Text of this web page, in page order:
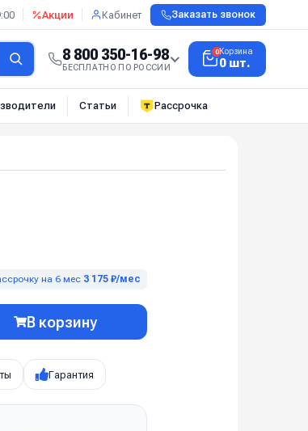
Акции Кабинет Заказать звонок
8 800 350-16-98
БЕСПЛАТНО ПО РОССИИ
0Корзина
0 шт.
Статьи Рассрочка
на 6 мес 3 175 ₽/мес
В корзину
Гарантия